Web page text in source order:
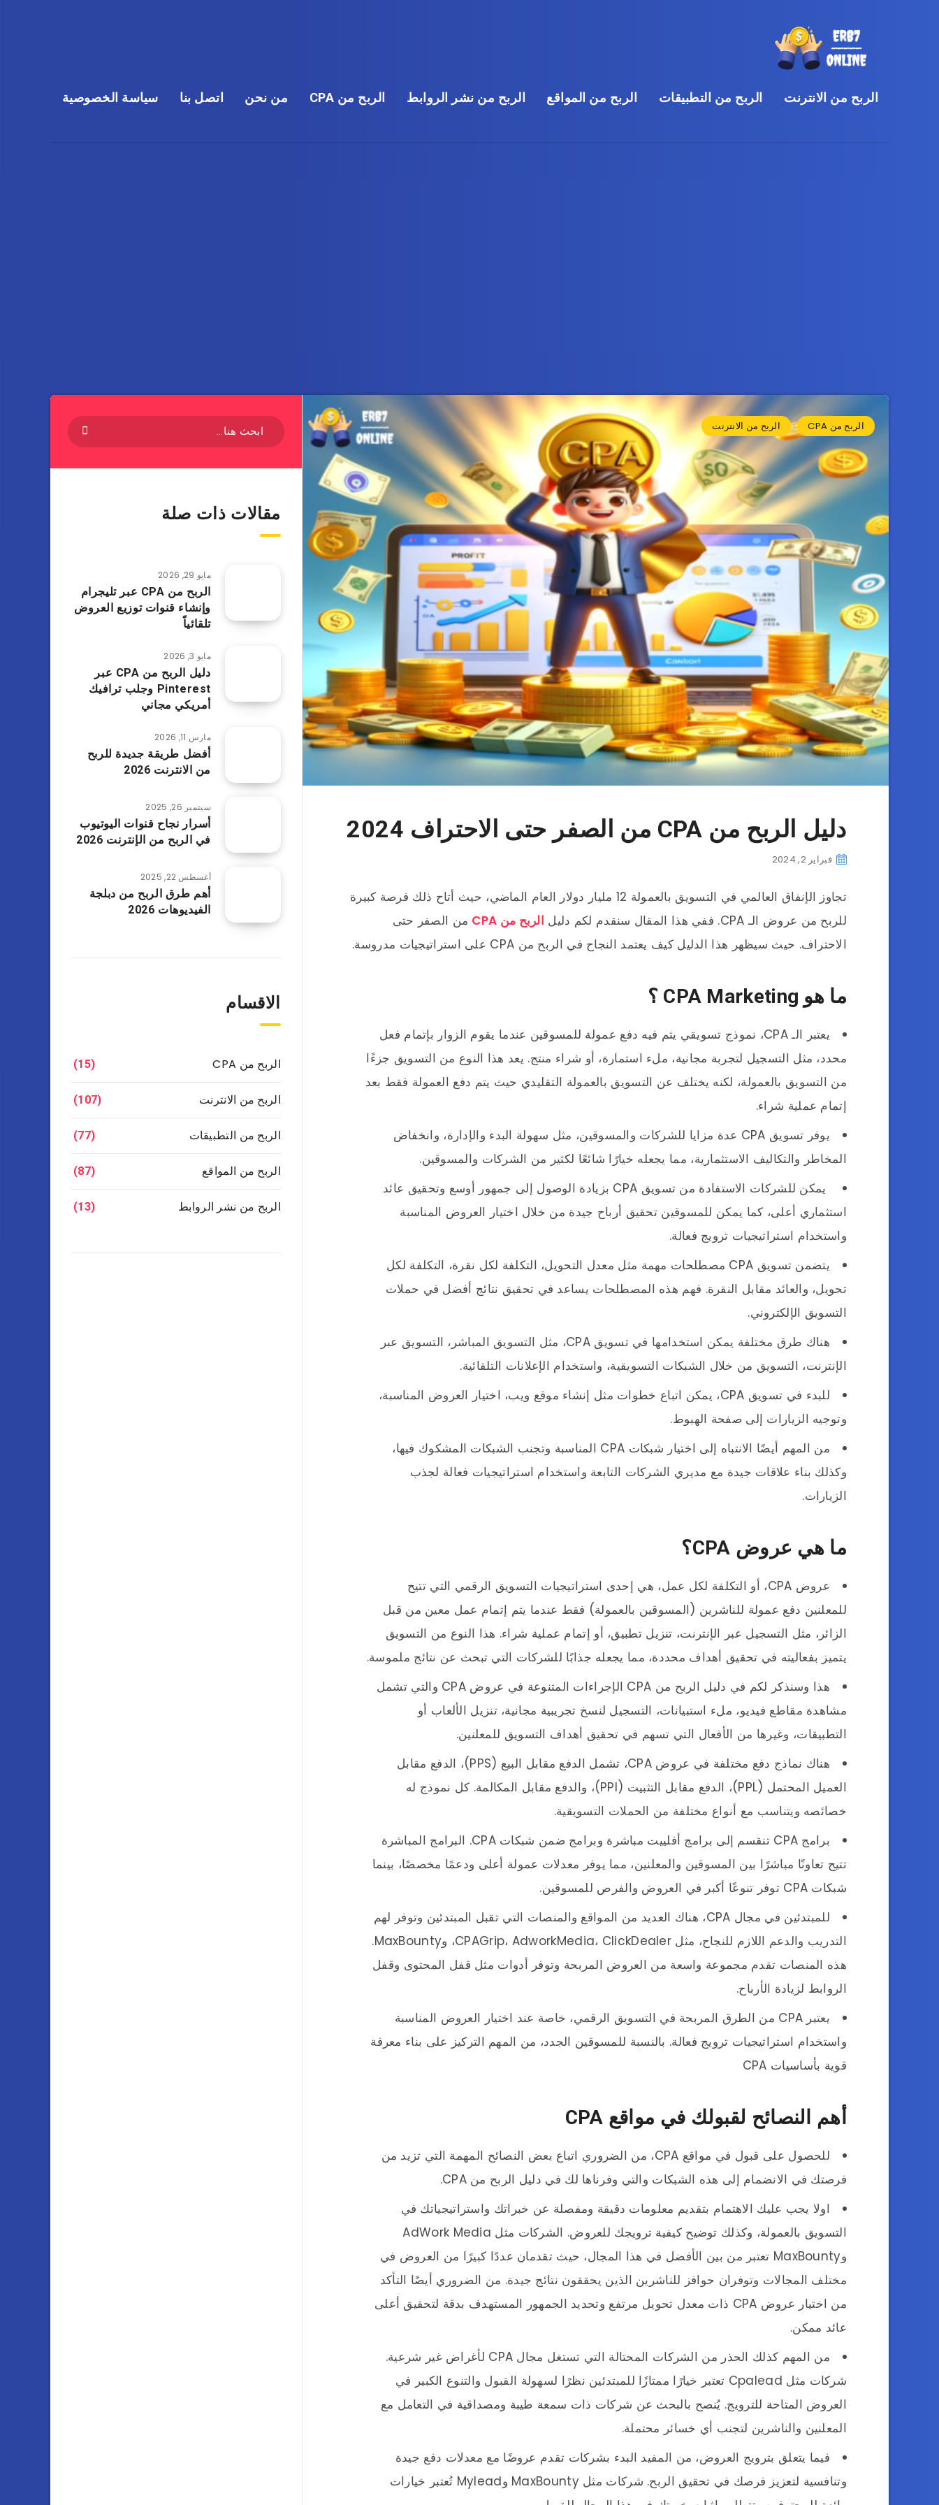
الربح من الانترنت الربح من التطبيقات الربح من المواقع الربح من نشر الروابط الربح من CPA من نحن اتصل بنا سياسة الخصوصية
الربح من CPA الربح من الانترنت
دليل الربح من CPA من الصفر حتى الاحتراف 2024
فبراير 2, 2024
تجاوز الإنفاق العالمي في التسويق بالعمولة 12 مليار دولار العام الماضي، حيث أتاح ذلك فرصة كبيرة
للربح من عروض الـ CPA. ففي هذا المقال سنقدم لكم دليل
الربح من CPA
من الصفر حتى
الاحتراف. حيث سيظهر هذا الدليل كيف يعتمد النجاح في الربح من CPA على استراتيجيات مدروسة.
ما هو CPA Marketing ؟
يعتبر الـ CPA، نموذج تسويقي يتم فيه دفع عمولة للمسوقين عندما يقوم الزوار بإتمام فعل
محدد، مثل التسجيل لتجربة مجانية، ملء استمارة، أو شراء منتج. يعد هذا النوع من التسويق جزءًا
من التسويق بالعمولة، لكنه يختلف عن التسويق بالعمولة التقليدي حيث يتم دفع العمولة فقط بعد
إتمام عملية شراء.
يوفر تسويق CPA عدة مزايا للشركات والمسوقين، مثل سهولة البدء والإدارة، وانخفاض
المخاطر والتكاليف الاستثمارية، مما يجعله خيارًا شائعًا لكثير من الشركات والمسوقين.
يمكن للشركات الاستفادة من تسويق CPA بزيادة الوصول إلى جمهور أوسع وتحقيق عائد
استثماري أعلى، كما يمكن للمسوقين تحقيق أرباح جيدة من خلال اختيار العروض المناسبة
واستخدام استراتيجيات ترويج فعالة.
يتضمن تسويق CPA مصطلحات مهمة مثل معدل التحويل، التكلفة لكل نقرة، التكلفة لكل
تحويل، والعائد مقابل النقرة. فهم هذه المصطلحات يساعد في تحقيق نتائج أفضل في حملات
التسويق الإلكتروني.
هناك طرق مختلفة يمكن استخدامها في تسويق CPA، مثل التسويق المباشر، التسويق عبر
الإنترنت، التسويق من خلال الشبكات التسويقية، واستخدام الإعلانات التلقائية.
للبدء في تسويق CPA، يمكن اتباع خطوات مثل إنشاء موقع ويب، اختيار العروض المناسبة،
وتوجيه الزيارات إلى صفحة الهبوط.
من المهم أيضًا الانتباه إلى اختيار شبكات CPA المناسبة وتجنب الشبكات المشكوك فيها،
وكذلك بناء علاقات جيدة مع مديري الشركات التابعة واستخدام استراتيجيات فعالة لجذب
الزيارات.
ما هي عروض CPA؟
عروض CPA، أو التكلفة لكل عمل، هي إحدى استراتيجيات التسويق الرقمي التي تتيح
للمعلنين دفع عمولة للناشرين (المسوقين بالعمولة) فقط عندما يتم إتمام عمل معين من قبل
الزائر، مثل التسجيل عبر الإنترنت، تنزيل تطبيق، أو إتمام عملية شراء. هذا النوع من التسويق
يتميز بفعاليته في تحقيق أهداف محددة، مما يجعله جذابًا للشركات التي تبحث عن نتائج ملموسة.
هذا وسنذكر لكم في دليل الربح من CPA الإجراءات المتنوعة في عروض CPA والتي تشمل
مشاهدة مقاطع فيديو، ملء استبيانات، التسجيل لنسخ تجريبية مجانية، تنزيل الألعاب أو
التطبيقات، وغيرها من الأفعال التي تسهم في تحقيق أهداف التسويق للمعلنين.
هناك نماذج دفع مختلفة في عروض CPA، تشمل الدفع مقابل البيع (PPS)، الدفع مقابل
العميل المحتمل (PPL)، الدفع مقابل التثبيت (PPI)، والدفع مقابل المكالمة. كل نموذج له
خصائصه ويتناسب مع أنواع مختلفة من الحملات التسويقية.
برامج CPA تنقسم إلى برامج أفلييت مباشرة وبرامج ضمن شبكات CPA. البرامج المباشرة
تتيح تعاونًا مباشرًا بين المسوقين والمعلنين، مما يوفر معدلات عمولة أعلى ودعمًا مخصصًا، بينما
شبكات CPA توفر تنوعًا أكبر في العروض والفرص للمسوقين.
للمبتدئين في مجال CPA، هناك العديد من المواقع والمنصات التي تقبل المبتدئين وتوفر لهم
التدريب والدعم اللازم للنجاح، مثل CPAGrip، AdworkMedia، ClickDealer، وMaxBounty.
هذه المنصات تقدم مجموعة واسعة من العروض المربحة وتوفر أدوات مثل قفل المحتوى وقفل
الروابط لزيادة الأرباح.
يعتبر CPA من الطرق المربحة في التسويق الرقمي، خاصة عند اختيار العروض المناسبة
واستخدام استراتيجيات ترويج فعالة. بالنسبة للمسوقين الجدد، من المهم التركيز على بناء معرفة
قوية بأساسيات CPA
أهم النصائح لقبولك في مواقع CPA
للحصول على قبول في مواقع CPA، من الضروري اتباع بعض النصائح المهمة التي تزيد من
فرصتك في الانضمام إلى هذه الشبكات والتي وفرناها لك في دليل الربح من CPA.
اولا يجب عليك الاهتمام بتقديم معلومات دقيقة ومفصلة عن خبراتك واستراتيجياتك في
التسويق بالعمولة، وكذلك توضيح كيفية ترويجك للعروض. الشركات مثل AdWork Media
وMaxBounty تعتبر من بين الأفضل في هذا المجال، حيث تقدمان عددًا كبيرًا من العروض في
مختلف المجالات وتوفران حوافز للناشرين الذين يحققون نتائج جيدة. من الضروري أيضًا التأكد
من اختيار عروض CPA ذات معدل تحويل مرتفع وتحديد الجمهور المستهدف بدقة لتحقيق أعلى
عائد ممكن.
من المهم كذلك الحذر من الشركات المحتالة التي تستغل مجال CPA لأغراض غير شرعية.
شركات مثل Cpalead تعتبر خيارًا ممتازًا للمبتدئين نظرًا لسهولة القبول والتنوع الكبير في
العروض المتاحة للترويج. يُنصح بالبحث عن شركات ذات سمعة طيبة ومصداقية في التعامل مع
المعلنين والناشرين لتجنب أي خسائر محتملة.
فيما يتعلق بترويج العروض، من المفيد البدء بشركات تقدم عروضًا مع معدلات دفع جيدة
وتنافسية لتعزيز فرصك في تحقيق الربح. شركات مثل MaxBounty وMylead تُعتبر خيارات
مقالات ذات صلة
مايو 29, 2026
الربح من CPA عبر تليجرام
وإنشاء قنوات توزيع العروض
تلقائياً
مايو 3, 2026
دليل الربح من CPA عبر
Pinterest وجلب ترافيك
أمريكي مجاني
مارس 11, 2026
أفضل طريقة جديدة للربح
من الانترنت 2026
سبتمبر 26, 2025
أسرار نجاح قنوات اليوتيوب
في الربح من الإنترنت 2026
أغسطس 22, 2025
أهم طرق الربح من دبلجة
الفيديوهات 2026
الاقسام
الربح من CPA (15)
الربح من الانترنت (107)
الربح من التطبيقات (77)
الربح من المواقع (87)
الربح من نشر الروابط (13)